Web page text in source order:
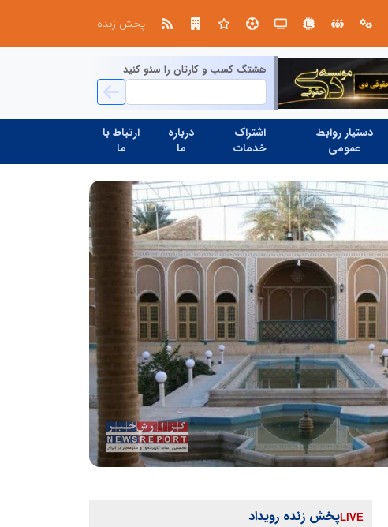
پخش زنده
هشتگ کسب و کارتان را سئو کنید
دستیار روابط
عمومی
اشتراک
خدمات
درباره
ما
ارتباط با
ما
پخش زنده رویداد